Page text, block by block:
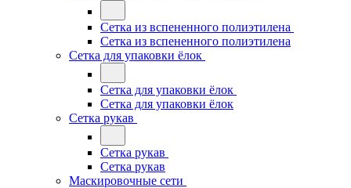
Сетка из вспененного полиэтилена
Сетка из вспененного полиэтилена
Сетка для упаковки ёлок
Сетка для упаковки ёлок
Сетка для упаковки ёлок
Сетка рукав
Сетка рукав
Сетка рукав
Маскировочные сети